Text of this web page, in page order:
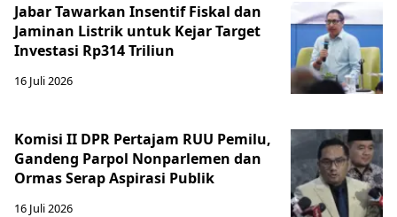
Jabar Tawarkan Insentif Fiskal dan
Jaminan Listrik untuk Kejar Target
Investasi Rp314 Triliun
16 Juli 2026
Komisi II DPR Pertajam RUU Pemilu,
Gandeng Parpol Nonparlemen dan
Ormas Serap Aspirasi Publik
16 Juli 2026